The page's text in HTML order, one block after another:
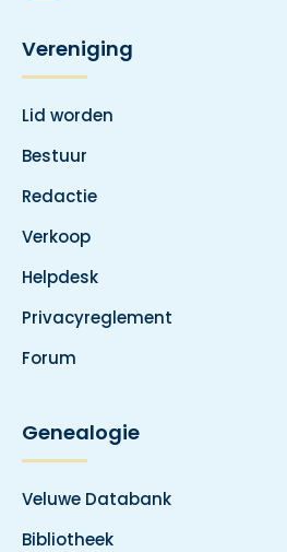
Vereniging
Lid worden
Bestuur
Redactie
Verkoop
Helpdesk
Privacyreglement
Forum
Genealogie
Veluwe Databank
Bibliotheek